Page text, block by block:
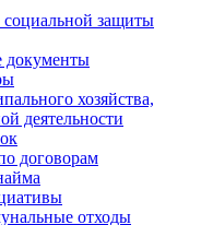
социальной защиты
хозяйства,
деятельности
договорам
отходы